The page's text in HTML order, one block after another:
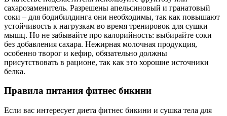
сахарозаменитель. Разрешены апельсиновый и гранатовый
соки – для бодибилдинга они необходимы, так как повышают
устойчивость к нагрузкам во время тренировок для сушки
мышц. Но не забывайте про калорийность: выбирайте соки
без добавления сахара. Нежирная молочная продукция,
особенно творог и кефир, обязательно должны
присутствовать в рационе, так как это хорошие источники
белка.
Правила питания фитнес бикини
Если вас интересует диета фитнес бикини и сушка тела для